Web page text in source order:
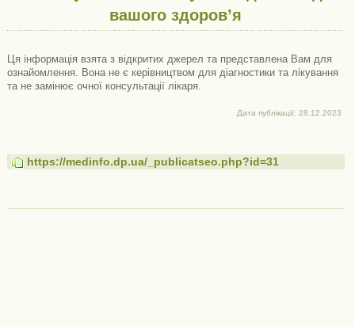
вашого здоров’я
Ця інформація взята з відкритих джерел та представлена ​​Вам для
ознайомлення. Вона не є керівництвом для діагностики та лікування
та не замінює очної консультації лікаря.
Дата публікації: 28.12.2023
https://medinfo.dp.ua/_publicatseo.php?id=31